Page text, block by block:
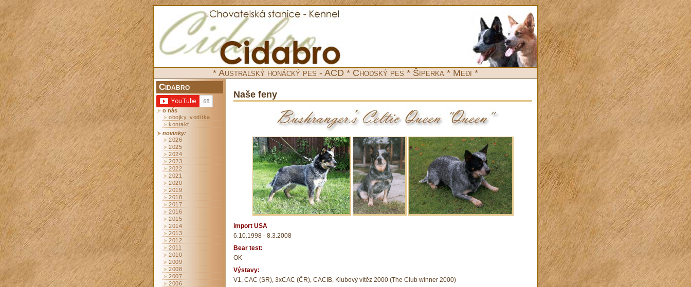
* Australský honácký pes - ACD * Chodský pes * Šiperka * Međi *
Cidabro
o nás
obojky, vodítka
kontakt
novinky:
2026
2025
2024
2023
2022
2021
2020
2019
2018
2017
2016
2015
2014
2013
2012
2011
2010
2009
2008
2007
2006
Naše feny
Bushranger’s Celtic Queen - 'QUEEN'
import USA
6.10.1998 - 8.3.2008
Bear test:
OK
Výstavy:
V1, CAC (SR), 3xCAC (ČR), CACIB, Klubový vítěz 2000 (The Club winner 2000)